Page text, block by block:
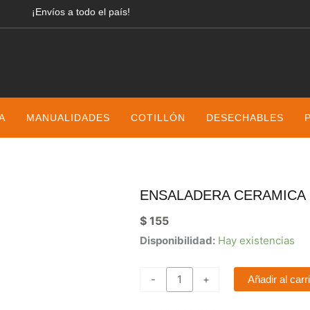
¡Envíos a todo el país!
MANUALIDADES COTILLÓN DESECHABLES
ENSALADERA
$ 155
Disponibilidad: Hay existencias
-
Ensaladera
20x6cm
Organic
+ Añadir al